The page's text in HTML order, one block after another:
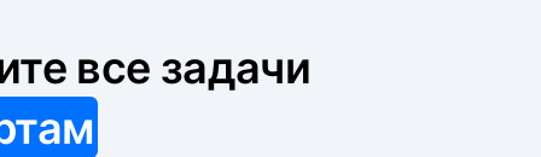
все задачи